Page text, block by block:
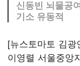
신동빈 뇌물공
기소 유동적
[뉴스토마토 김
이영렬 서울중앙